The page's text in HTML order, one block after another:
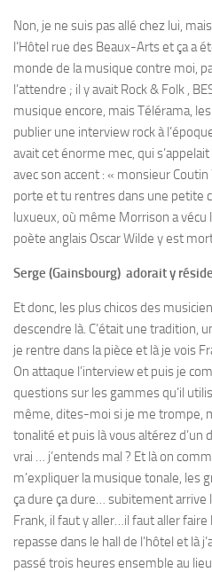
Non, je ne suis pas allé chez lui,
l’Hôtel rue des Beaux-Arts et ça a
monde de la musique contre moi,
l’attendre ; il y avait Rock & Folk ,
musique encore, mais Télérama,
publier une interview rock à
avait cet énorme mec, qui
avec son accent : « monsieur Coutin
porte et tu rentres dans une petite
luxueux, où même Morrison a vécu
poète anglais Oscar Wilde y est
Serge (Gainsbourg) adorait y
Et donc, les plus chicos des
descendre là. C’était une tradition,
je rentre dans la pièce et là je vois
On attaque l’interview et puis je
questions sur les gammes qu’il
même, dites-moi si je me trompe,
tonalité et puis là vous altérez d’un
vrai … j’entends mal ? Et là on
m’expliquer la musique tonale, les
ça dure ça dure… subitement arrive
Frank, il faut y aller…il faut aller faire
repasse dans le hall de l’hôtel et là
passé trois heures ensemble au